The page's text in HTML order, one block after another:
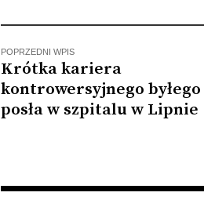
POPRZEDNI WPIS
Krótka kariera
kontrowersyjnego byłego
posła w szpitalu w Lipnie